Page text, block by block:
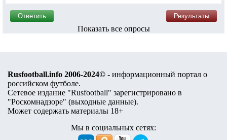
Показать все опросы
Rusfootball.info 2006-2024© - информационный портал о
российском футболе.
Сетевое издание "Rusfootball" зарегистрировано в
"Роскомнадзоре" (выходные данные).
Может содержать материалы 18+
Мы в социальных сетях: